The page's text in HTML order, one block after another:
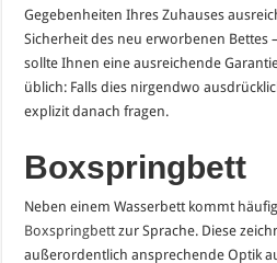
Gegebenheiten Ihres Zuhauses
Sicherheit des neu erworbenen Bettes
sollte Ihnen eine ausreichende
üblich: Falls dies nirgendwo
explizit danach fragen.
Boxspringbett
Neben einem Wasserbett kommt
Boxspringbett zur Sprache. Diese
außerordentlich ansprechende Optik